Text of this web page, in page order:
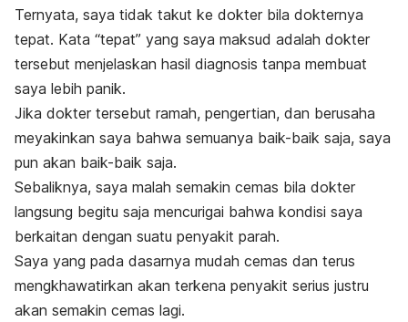
Ternyata, saya tidak takut ke dokter bila dokternya
tepat. Kata “tepat” yang saya maksud adalah dokter
tersebut menjelaskan hasil diagnosis tanpa membuat
saya lebih panik.
Jika dokter tersebut ramah, pengertian, dan berusaha
meyakinkan saya bahwa semuanya baik-baik saja, saya
pun akan baik-baik saja.
Sebaliknya, saya malah semakin cemas bila dokter
langsung begitu saja mencurigai bahwa kondisi saya
berkaitan dengan suatu penyakit parah.
Saya yang pada dasarnya mudah cemas dan terus
mengkhawatirkan akan terkena penyakit serius justru
akan semakin cemas lagi.